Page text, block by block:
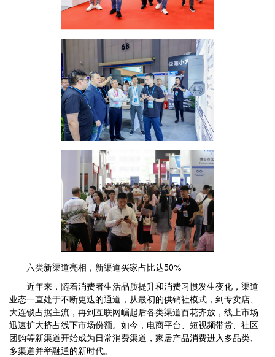
六类新渠道亮相，新渠道买家占比达50%
近年来，随着消费者生活品质提升和消费习惯发生变化，渠道
业态一直处于不断更迭的通道，从最初的供销社模式，到专卖店、
大连锁占据主流，再到互联网崛起后各类渠道百花齐放，线上市场
迅速扩大挤占线下市场份额。如今，电商平台、短视频带货、社区
团购等新渠道开始成为日常消费渠道，家居产品消费进入多品类、
多渠道并举融通的新时代。